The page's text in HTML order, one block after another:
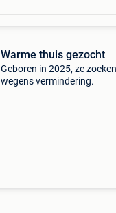
Warme thuis gezocht
Geboren in 2025, ze
wegens vermindering.